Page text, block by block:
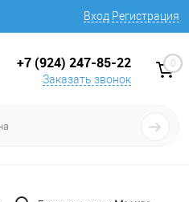
Вход Регистрация
+7 (924) 247-85-22
Заказать звонок
0